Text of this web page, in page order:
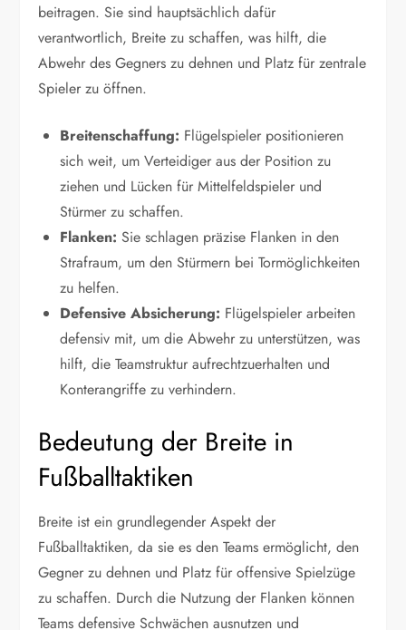
beitragen. Sie sind hauptsächlich dafür
verantwortlich, Breite zu schaffen, was hilft, die
Abwehr des Gegners zu dehnen und Platz für zentrale
Spieler zu öffnen.
Breitenschaffung: Flügelspieler positionieren
sich weit, um Verteidiger aus der Position zu
ziehen und Lücken für Mittelfeldspieler und
Stürmer zu schaffen.
Flanken: Sie schlagen präzise Flanken in den
Strafraum, um den Stürmern bei Tormöglichkeiten
zu helfen.
Defensive Absicherung: Flügelspieler arbeiten
defensiv mit, um die Abwehr zu unterstützen, was
hilft, die Teamstruktur aufrechtzuerhalten und
Konterangriffe zu verhindern.
Bedeutung der Breite in
Fußballtaktiken
Breite ist ein grundlegender Aspekt der
Fußballtaktiken, da sie es den Teams ermöglicht, den
Gegner zu dehnen und Platz für offensive Spielzüge
zu schaffen. Durch die Nutzung der Flanken können
Teams defensive Schwächen ausnutzen und